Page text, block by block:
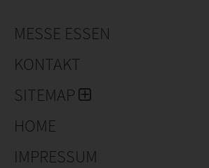
MESSE ESSEN
KONTAKT
SITEMAP
HOME
IMPRESSUM